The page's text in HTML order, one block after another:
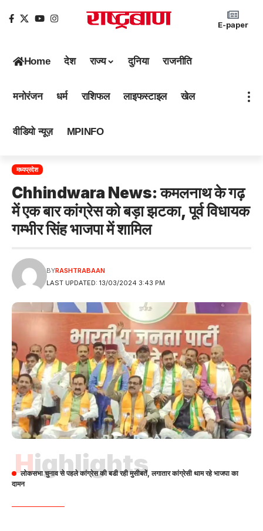
E-paper
Home देश राज्य दुनिया राजनीति
मनोरंजन धर्म राशिफल लाइफस्टाइल खेल
वीडियो न्यूज़ MPINFO
मध्यप्रदेश
Chhindwara News: कमलनाथ के गढ़
में एक बार कांग्रेस को बड़ा झटका, पूर्व विधायक
गम्भीर सिंह भाजपा में शामिल
LAST UPDATED: 13/03/2024 3:43 PM
BYRASHTRABAAN
Highlights
लोकसभा चुनाव से पहले कांग्रेस की बडी रही मुसीबतें, लगातार कांग्रेसी थाम रहे भाजपा का
दामन